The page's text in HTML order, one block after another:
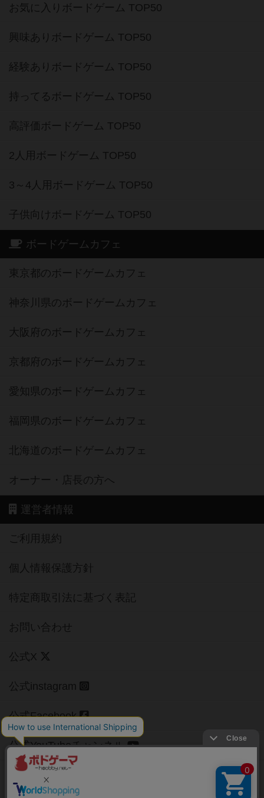
お気に入りボードゲーム TOP50
興味ありボードゲーム TOP50
経験ありボードゲーム TOP50
持ってるボードゲーム TOP50
高評価ボードゲーム TOP50
2人用ボードゲーム TOP50
3～4人用ボードゲーム TOP50
子供向けボードゲーム TOP50
ボードゲームカフェ
東京都のボードゲームカフェ
神奈川県のボードゲームカフェ
大阪府のボードゲームカフェ
京都府のボードゲームカフェ
愛知県のボードゲームカフェ
福岡県のボードゲームカフェ
北海道のボードゲームカフェ
オーナー・店長の方へ
運営者情報
ご利用規約
個人情報保護方針
特定商取引法に基づく表記
お問い合わせ
公式X
公式instagram
公式Facebook
公式YouTubeチャンネル